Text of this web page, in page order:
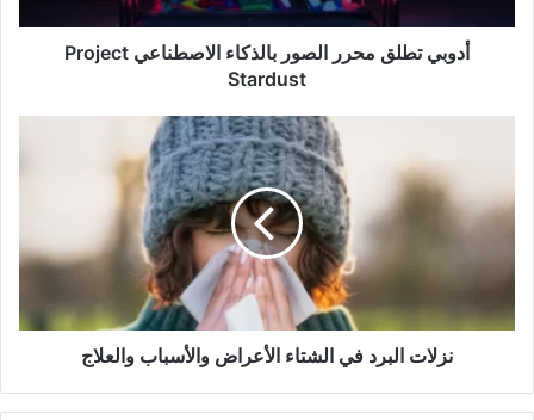
أدوبي تطلق محرر الصور بالذكاء الاصطناعي Project
Stardust
الشتاء
الأعراض
والعلاج
نزلات البرد في الشتاء الأعراض والأسباب والعلاج